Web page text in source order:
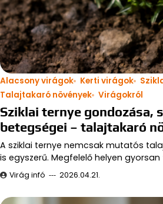
Alacsony virágok Kerti virágok
Talajtakaró növények Virágokról
Sziklai ternye gondozása,
betegségei – talajtakaró
A sziklai ternye nemcsak mutatós
is egyszerű. Megfelelő helyen
Virág infó 2026.04.21.